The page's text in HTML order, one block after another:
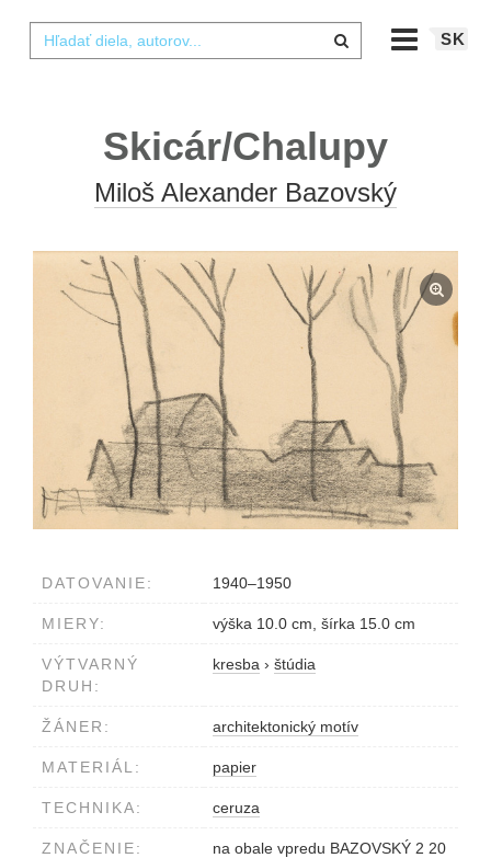
SK
Skicár/Chalupy
Miloš Alexander Bazovský
DATOVANIE: 1940–1950
MIERY: výška 10.0 cm, šírka 15.0 cm
VÝTVARNÝ
DRUH:
kresba › štúdia
ŽÁNER: architektonický motív
MATERIÁL: papier
TECHNIKA: ceruza
ZNAČENIE:
na obale vpredu BAZOVSKÝ 2 20